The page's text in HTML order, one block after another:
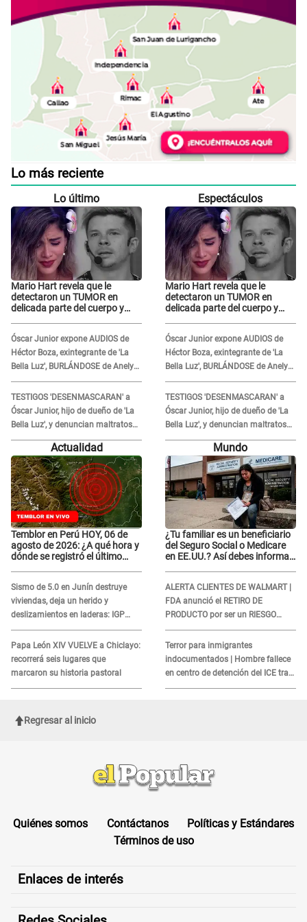
Lo más reciente
Lo último
Mario Hart revela que le
detectaron un TUMOR en
delicada parte del cuerpo y
Óscar Junior expone AUDIOS de
Héctor Boza, exintegrante de 'La
Bella Luz', BURLÁNDOSE de Anely
Dávila tras acusarlo de maltrato:
"Grábame..."
TESTIGOS 'DESENMASCARAN' a
Óscar Junior, hijo de dueño de 'La
Bella Luz', y denuncian maltratos
en la orquesta: "Los humilla..."
Espectáculos
Mario Hart revela que le
detectaron un TUMOR en
delicada parte del cuerpo y
Óscar Junior expone AUDIOS de
Héctor Boza, exintegrante de 'La
Bella Luz', BURLÁNDOSE de Anely
Dávila tras acusarlo de maltrato:
"Grábame..."
TESTIGOS 'DESENMASCARAN' a
Óscar Junior, hijo de dueño de 'La
Bella Luz', y denuncian maltratos
en la orquesta: "Los humilla..."
Actualidad
Temblor en Perú HOY, 06 de
agosto de 2026: ¿A qué hora y
dónde se registró el último
Sismo de 5.0 en Junín destruye
viviendas, deja un herido y
deslizamientos en laderas: IGP
alerta sobre posibles réplicas
Papa León XIV VUELVE a Chiclayo:
recorrerá seis lugares que
marcaron su historia pastoral
Mundo
¿Tu familiar es un beneficiario
del Seguro Social o Medicare
en EE.UU.? Así debes informar
ALERTA CLIENTES DE WALMART |
FDA anunció el RETIRO DE
PRODUCTO por ser un RIESGO
MORTAL para consumidores: ¿Cuál
es?
Terror para inmigrantes
indocumentados | Hombre fallece
en centro de detención del ICE tras
sufrir una "emergencia médica"
Regresar al inicio
Quiénes somos Contáctanos
Políticas y Estándares
Términos de uso
Enlaces de interés